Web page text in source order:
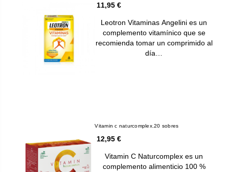
11,95 €
Leotron Vitaminas Angelini es un
complemento vitamínico que se
recomienda tomar un comprimido al
día…
Vitamin c naturcomplex.20 sobres
12,95 €
Vitamin C Naturcomplex es un
complemento alimenticio 100 %